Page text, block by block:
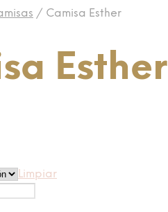
/ Camisa Esther
Esther
Limpiar